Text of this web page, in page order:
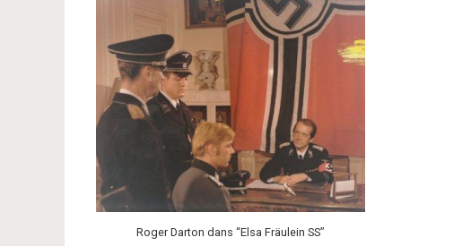
Roger Darton dans “Elsa Fräulein SS”